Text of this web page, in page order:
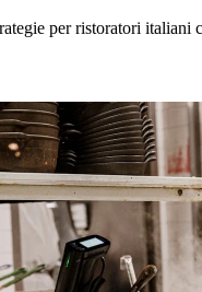
per ristoratori italiani